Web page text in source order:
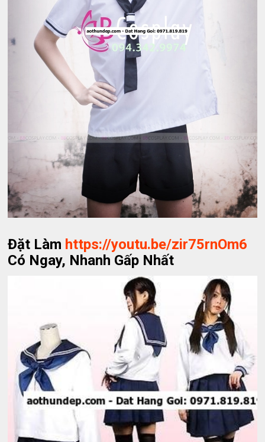
Đặt Làm https://youtu.be/zir75rnOm6
Có Ngay, Nhanh Gấp Nhất